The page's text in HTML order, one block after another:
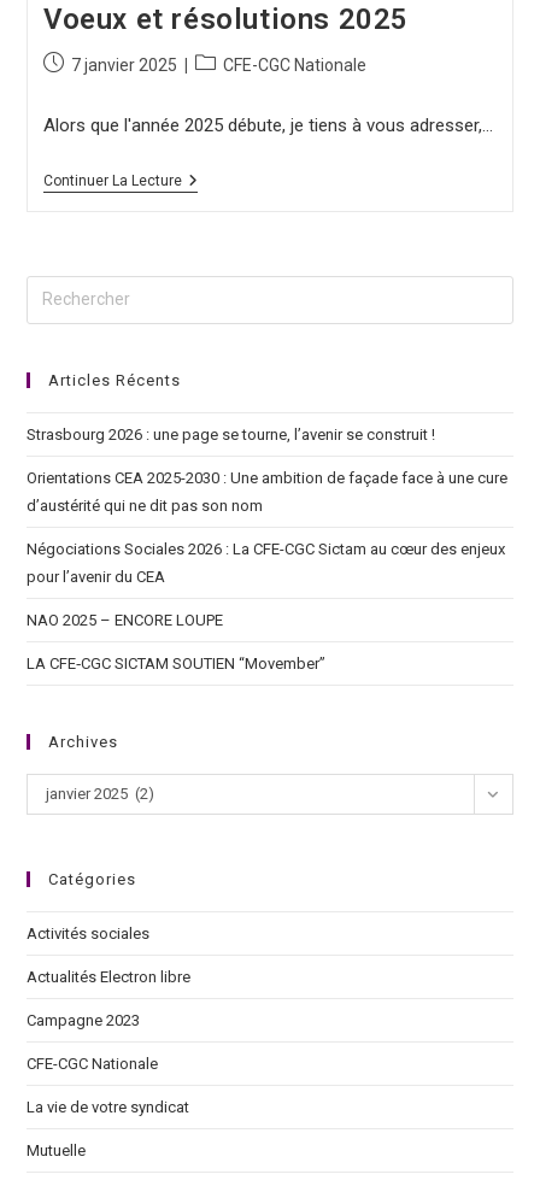
Voeux et résolutions 2025
7 janvier 2025 CFE-CGC Nationale
Alors que l'année 2025 débute, je tiens à vous adresser,…
Continuer La Lecture
Articles Récents
Strasbourg 2026 : une page se tourne, l’avenir se construit !
Orientations CEA 2025-2030 : Une ambition de façade face à une cure
d’austérité qui ne dit pas son nom
Négociations Sociales 2026 : La CFE-CGC Sictam au cœur des enjeux
pour l’avenir du CEA
NAO 2025 – ENCORE LOUPE
LA CFE‑CGC SICTAM SOUTIEN “Movember”
Archives
janvier 2025 (2)
Catégories
Activités sociales
Actualités Electron libre
Campagne 2023
CFE-CGC Nationale
La vie de votre syndicat
Mutuelle